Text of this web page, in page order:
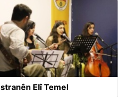
Elî Temel